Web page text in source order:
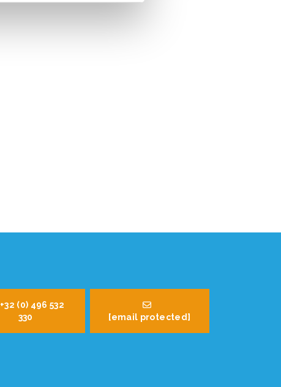
+32 (0) 496 532
330
[email protected]